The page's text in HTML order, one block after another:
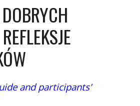
and participants'